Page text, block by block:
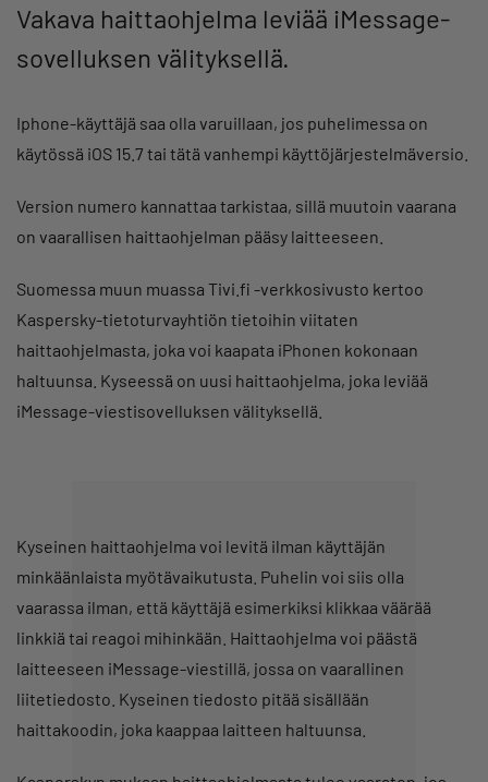
Vakava haittaohjelma leviää iMessage-
sovelluksen välityksellä.
Iphone-käyttäjä saa olla varuillaan, jos puhelimessa on
käytössä iOS 15.7 tai tätä vanhempi käyttöjärjestelmäversio.
Version numero kannattaa tarkistaa, sillä muutoin vaarana
on vaarallisen haittaohjelman pääsy laitteeseen.
Suomessa muun muassa Tivi.fi -verkkosivusto kertoo
Kaspersky-tietoturvayhtiön tietoihin viitaten
haittaohjelmasta, joka voi kaapata iPhonen kokonaan
haltuunsa. Kyseessä on uusi haittaohjelma, joka leviää
iMessage-viestisovelluksen välityksellä.
Kyseinen haittaohjelma voi levitä ilman käyttäjän
minkäänlaista myötävaikutusta. Puhelin voi siis olla
vaarassa ilman, että käyttäjä esimerkiksi klikkaa väärää
linkkiä tai reagoi mihinkään. Haittaohjelma voi päästä
laitteeseen iMessage-viestillä, jossa on vaarallinen
liitetiedosto. Kyseinen tiedosto pitää sisällään
haittakoodin, joka kaappaa laitteen haltuunsa.